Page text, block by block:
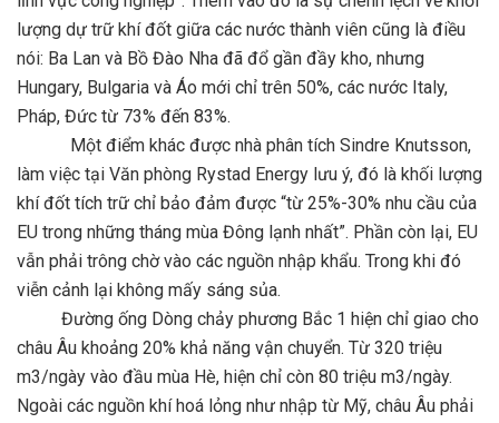
lượng dự trữ khí đốt giữa các nước thành viên cũng là điều
nói: Ba Lan và Bồ Đào Nha đã đổ gần đầy kho, nhưng
Hungary, Bulgaria và Áo mới chỉ trên 50%, các nước Italy,
Pháp, Đức từ 73% đến 83%.
Một điểm khác được nhà phân tích Sindre Knutsson,
làm việc tại Văn phòng Rystad Energy lưu ý, đó là khối lượng
khí đốt tích trữ chỉ bảo đảm được “từ 25%-30% nhu cầu của
EU trong những tháng mùa Đông lạnh nhất”. Phần còn lại, EU
vẫn phải trông chờ vào các nguồn nhập khẩu. Trong khi đó
viễn cảnh lại không mấy sáng sủa.
Đường ống Dòng chảy phương Bắc 1 hiện chỉ giao cho
châu Âu khoảng 20% khả năng vận chuyển. Từ 320 triệu
m3/ngày vào đầu mùa Hè, hiện chỉ còn 80 triệu m3/ngày.
Ngoài các nguồn khí hoá lỏng như nhập từ Mỹ, châu Âu phải